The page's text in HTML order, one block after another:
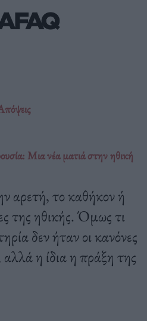
Μια νέα ματιά στην ηθική
αρετή, το καθήκον ή
της ηθικής. Όμως τι
δεν ήταν οι κανόνες
η ίδια η πράξη της